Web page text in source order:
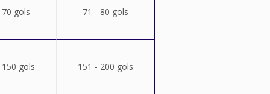
gols 71 - 80 gols
gols 151 - 200 gols